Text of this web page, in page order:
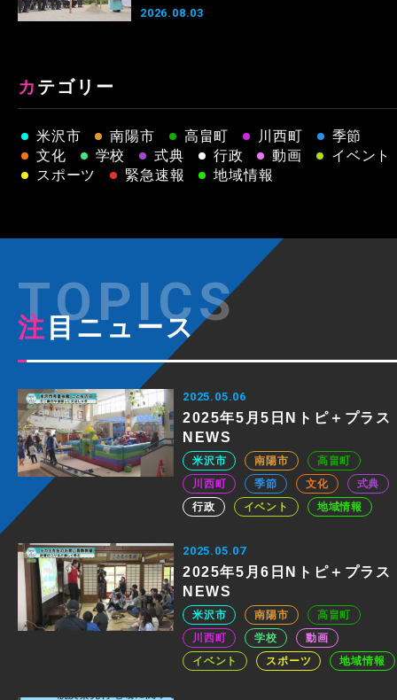
2026.08.03
カテゴリー
米沢市 南陽市 高畠町 川西町
季節
文化
学校 式典 行政 動画
イベント
スポーツ
緊急速報 地域情報
注目ニュース
2025.05.06
2025年5月5日Nトピ＋プラス
NEWS
米沢市 南陽市
高畠町
川西町
季節 文化
式典
行政
イベント 地域情報
2025.05.07
2025年5月6日Nトピ＋プラス
NEWS
米沢市 南陽市
高畠町
川西町
学校
動画
イベント
スポーツ 地域情報